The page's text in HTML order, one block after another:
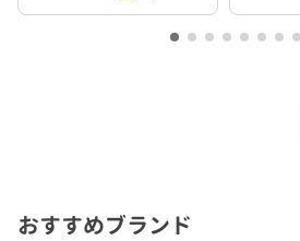
おすすめブランド